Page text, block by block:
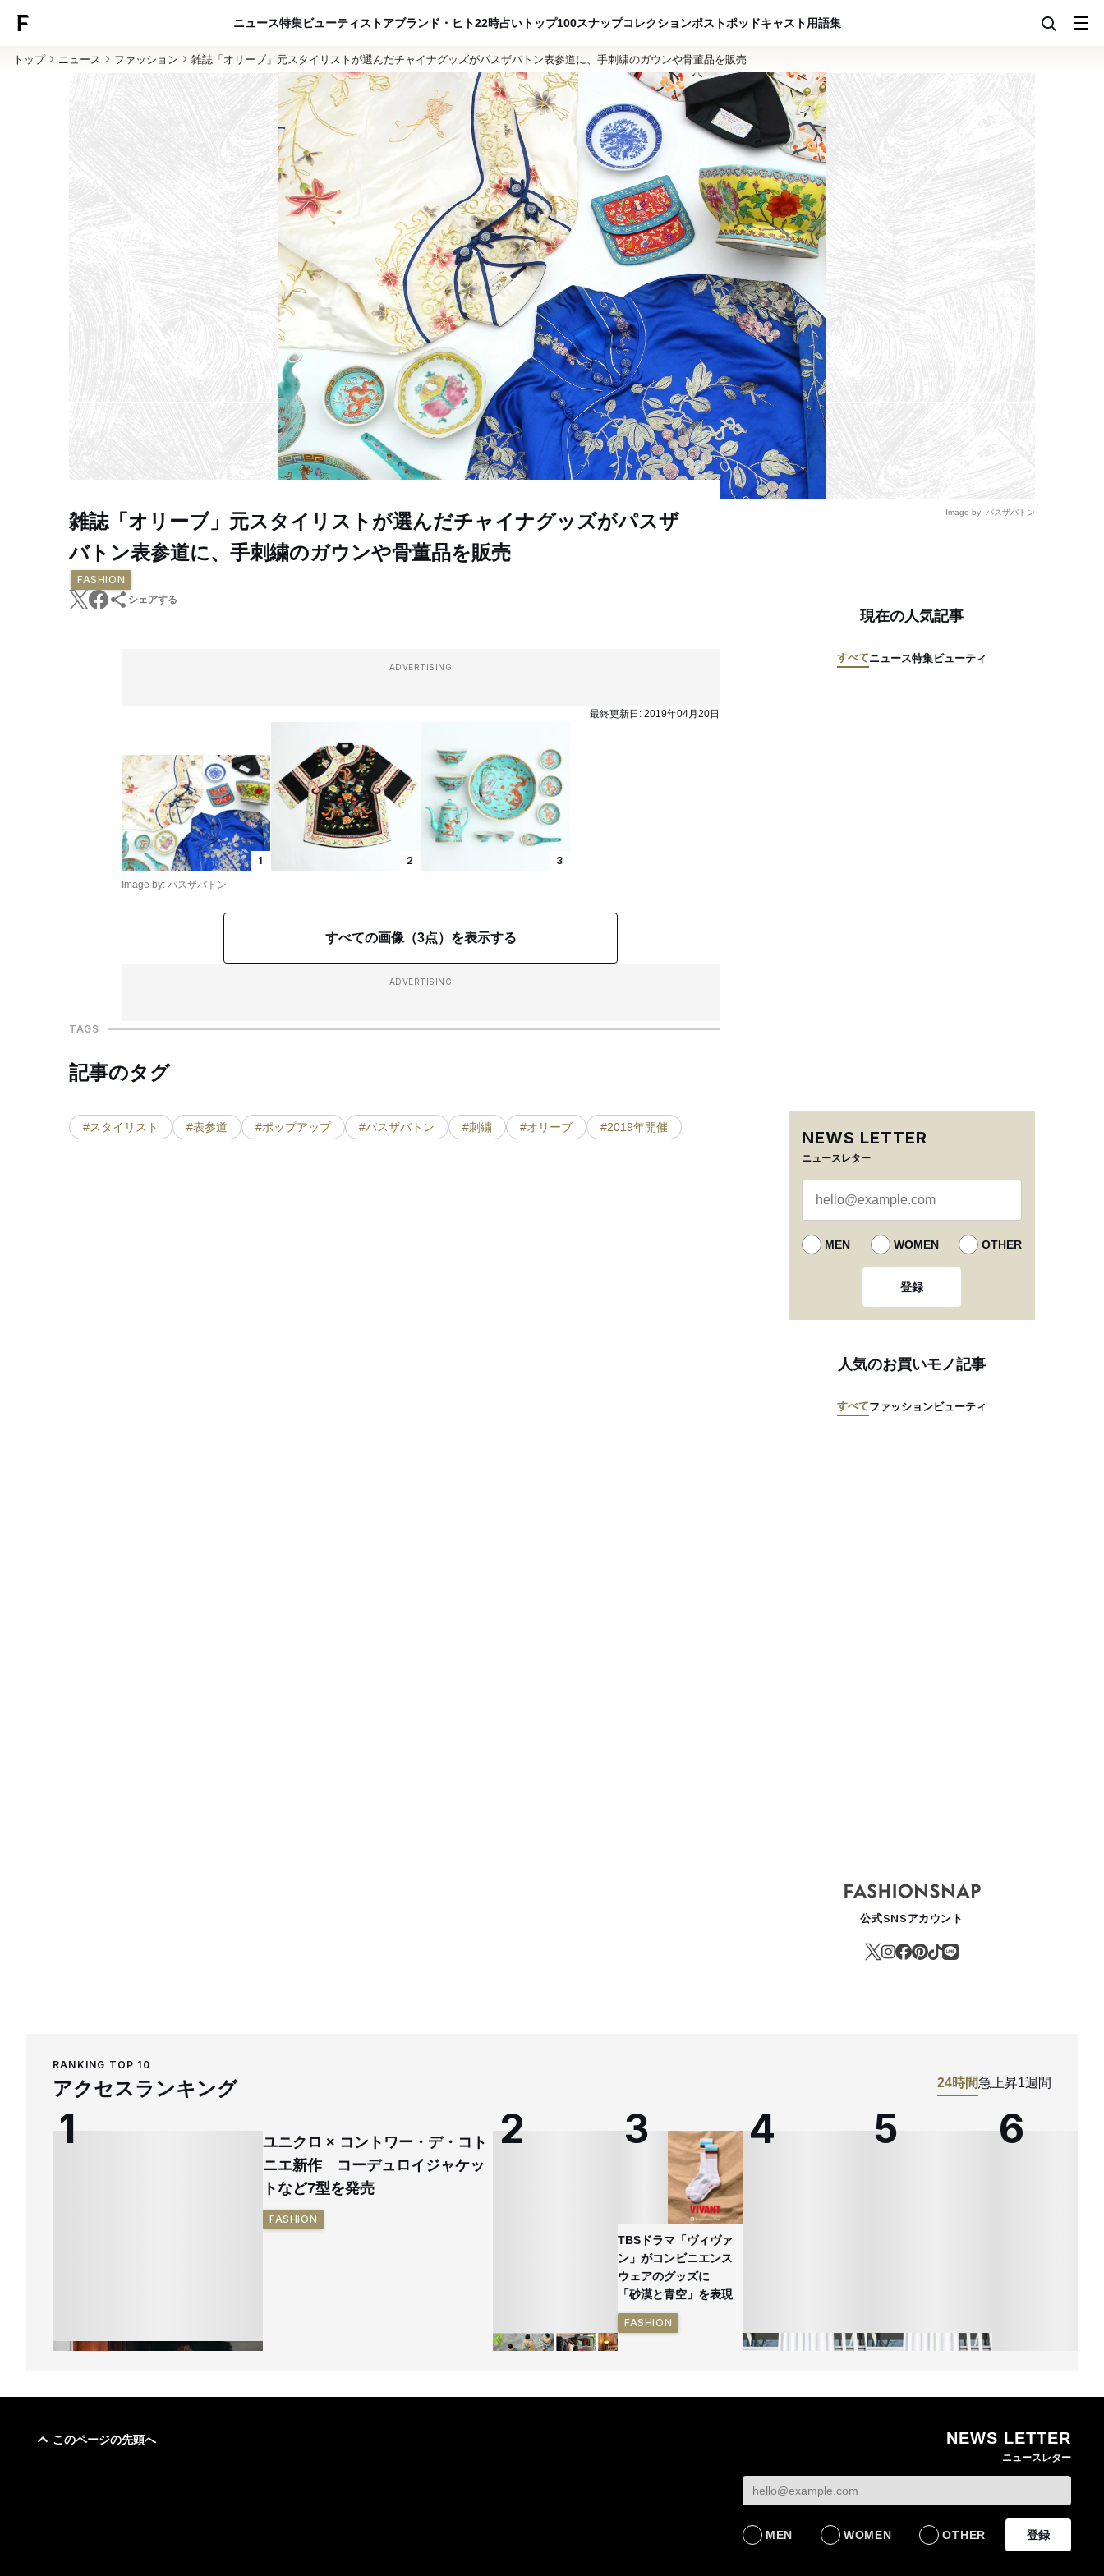
ニュース特集ビューティ ストアブランド・ヒト22時占い トップ100スナップコレクションポストポッドキャスト用語集
トップ ニュース ファッション 雑誌「オリーブ」元スタイリストが選んだチャイナグッズがパスザバトン表参道に、手刺繍のガウンや骨董品を販売
Image by: パスザバトン
雑誌「オリーブ」元スタイリストが選んだチャイナグッズがパスザ
バトン表参道に、手刺繍のガウンや骨董品を販売
FASHION
シェアする
ADVERTISING
最終更新日: 2019年04月20日
1
Image by: パスザバトン
2 3
すべての画像（3点）を表示する
ADVERTISING
TAGS
記事のタグ
#スタイリスト #表参道 #ポップアップ #パスザバトン #刺繍 #オリーブ #2019年開催
現在の人気記事
すべてニュース特集ビューティ
NEWS LETTER
ニュースレター
MEN WOMEN OTHER
登録
人気のお買いモノ記事
すべてファッションビューティ
公式SNSアカウント
RANKING TOP 10
アクセスランキング 24時間急上昇1週間
ユニクロ × コントワー・デ・コト
ニエ新作 コーデュロイジャケッ
トなど7型を発売
FASHION
TBSドラマ「ヴィヴァ
ン」がコンビニエンス
ウェアのグッズに
「砂漠と青空」を表現
FASHION
HD 被災経緯を書面で
発表
BUSINESS
オンワードHDが緊急時
に貴重品の常時携行を
BUSINESS
【トップに聞く
オンワードHD保元道
るための企業戦略
このページの先頭へ NEWS LETTER
ニュースレター
MEN WOMEN OTHER 登録